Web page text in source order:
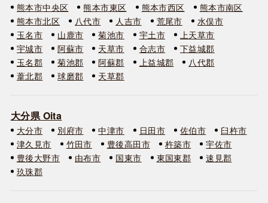
熊本市中央区 熊本市東区 熊本市西区
熊本市南区
熊本市北区
八代市 人吉市 荒尾市
水俣市
玉名市
山鹿市 菊池市 宇土市
上天草市
宇城市
阿蘇市 天草市 合志市
下益城郡
玉名郡
菊池郡 阿蘇郡 上益城郡
八代郡
葦北郡
球磨郡 天草郡
大分県 Oita
大分市 別府市 中津市 日田市 佐伯市
臼杵市
津久見市
竹田市 豊後高田市 杵築市
宇佐市
豊後大野市
由布市 国東市 東国東郡
速見郡
玖珠郡